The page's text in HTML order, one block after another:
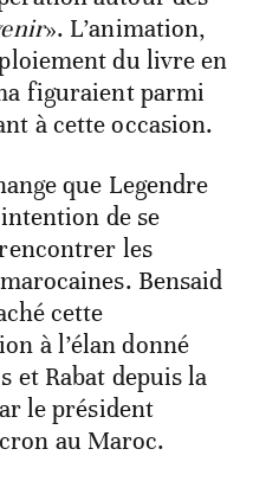
». L’animation,
du livre en
figuraient parmi
à cette occasion.
que Legendre
de se
les
Bensaid
cette
à l’élan donné
et Rabat depuis la
le président
au Maroc.